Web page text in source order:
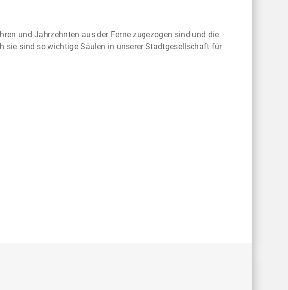
und Jahrzehnten aus der Ferne zugezogen sind und die
sie sind so wichtige Säulen in unserer Stadtgesellschaft für